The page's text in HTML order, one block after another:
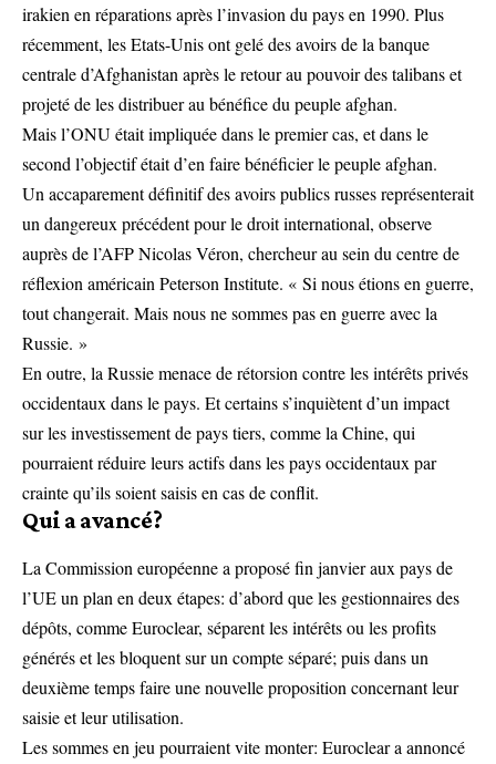
irakien en réparations après l’invasion du pays en 1990. Plus
récemment, les Etats-Unis ont gelé des avoirs de la banque
centrale d’Afghanistan après le retour au pouvoir des talibans et
projeté de les distribuer au bénéfice du peuple afghan.
Mais l’ONU était impliquée dans le premier cas, et dans le
second l’objectif était d’en faire bénéficier le peuple afghan.
Un accaparement définitif des avoirs publics russes représenterait
un dangereux précédent pour le droit international, observe
auprès de l’AFP Nicolas Véron, chercheur au sein du centre de
réflexion américain Peterson Institute. « Si nous étions en guerre,
tout changerait. Mais nous ne sommes pas en guerre avec la
Russie. »
En outre, la Russie menace de rétorsion contre les intérêts privés
occidentaux dans le pays. Et certains s’inquiètent d’un impact
sur les investissement de pays tiers, comme la Chine, qui
pourraient réduire leurs actifs dans les pays occidentaux par
crainte qu’ils soient saisis en cas de conflit.
Qui a avancé?
La Commission européenne a proposé fin janvier aux pays de
l’UE un plan en deux étapes: d’abord que les gestionnaires des
dépôts, comme Euroclear, séparent les intérêts ou les profits
générés et les bloquent sur un compte séparé; puis dans un
deuxième temps faire une nouvelle proposition concernant leur
saisie et leur utilisation.
Les sommes en jeu pourraient vite monter: Euroclear a annoncé